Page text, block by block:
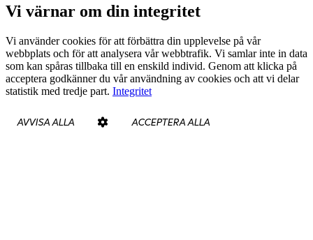
Vi värnar om din integritet
Vi använder cookies för att förbättra din upplevelse på vår
webbplats och för att analysera vår webbtrafik. Vi samlar inte in data
som kan spåras tillbaka till en enskild individ. Genom att klicka på
acceptera godkänner du vår användning av cookies och att vi delar
statistik med tredje part. Integritet
AVVISA ALLA ACCEPTERA ALLA